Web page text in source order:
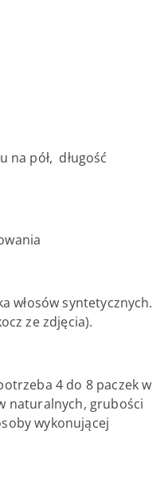
na pół, długość
włosów syntetycznych.
ze zdjęcia).
4 do 8 paczek w
naturalnych, grubości
wykonującej